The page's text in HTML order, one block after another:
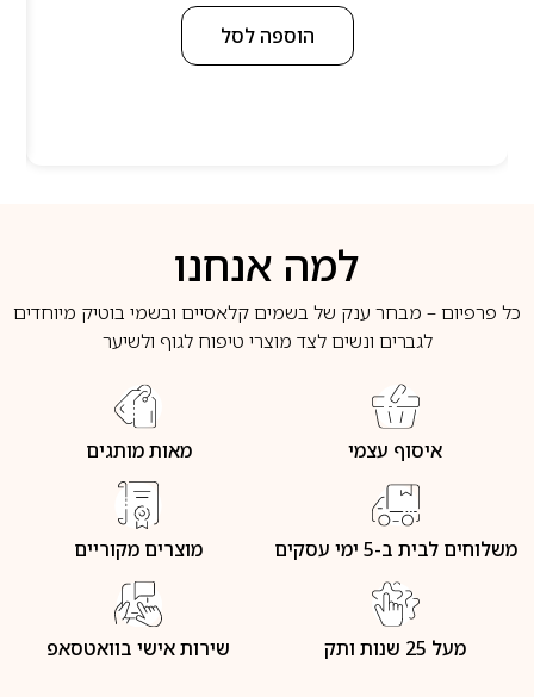
הוספה לסל
למה אנחנו
כל פרפיום – מבחר ענק של בשמים קלאסיים ובשמי בוטיק מיוחדים
לגברים ונשים לצד מוצרי טיפוח לגוף ולשיער
איסוף עצמי מאות מותגים
משלוחים לבית ב-5 ימי עסקים מוצרים מקוריים
מעל 25 שנות ותק שירות אישי בוואטסאפ